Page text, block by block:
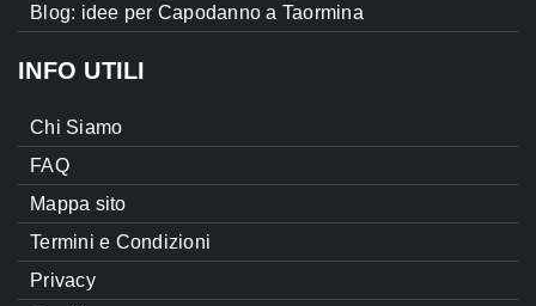
Blog: idee per Capodanno a Taormina
INFO UTILI
Chi Siamo
FAQ
Mappa sito
Termini e Condizioni
Privacy